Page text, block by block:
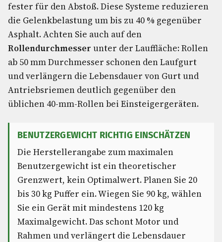
fester für den Abstoß. Diese Systeme reduzieren
die Gelenkbelastung um bis zu 40 % gegenüber
Asphalt. Achten Sie auch auf den
Rollendurchmesser unter der Lauffläche: Rollen
ab 50 mm Durchmesser schonen den Laufgurt
und verlängern die Lebensdauer von Gurt und
Antriebsriemen deutlich gegenüber den
üblichen 40-mm-Rollen bei Einsteigergeräten.
BENUTZERGEWICHT RICHTIG EINSCHÄTZEN
Die Herstellerangabe zum maximalen
Benutzergewicht ist ein theoretischer
Grenzwert, kein Optimalwert. Planen Sie 20
bis 30 kg Puffer ein. Wiegen Sie 90 kg, wählen
Sie ein Gerät mit mindestens 120 kg
Maximalgewicht. Das schont Motor und
Rahmen und verlängert die Lebensdauer